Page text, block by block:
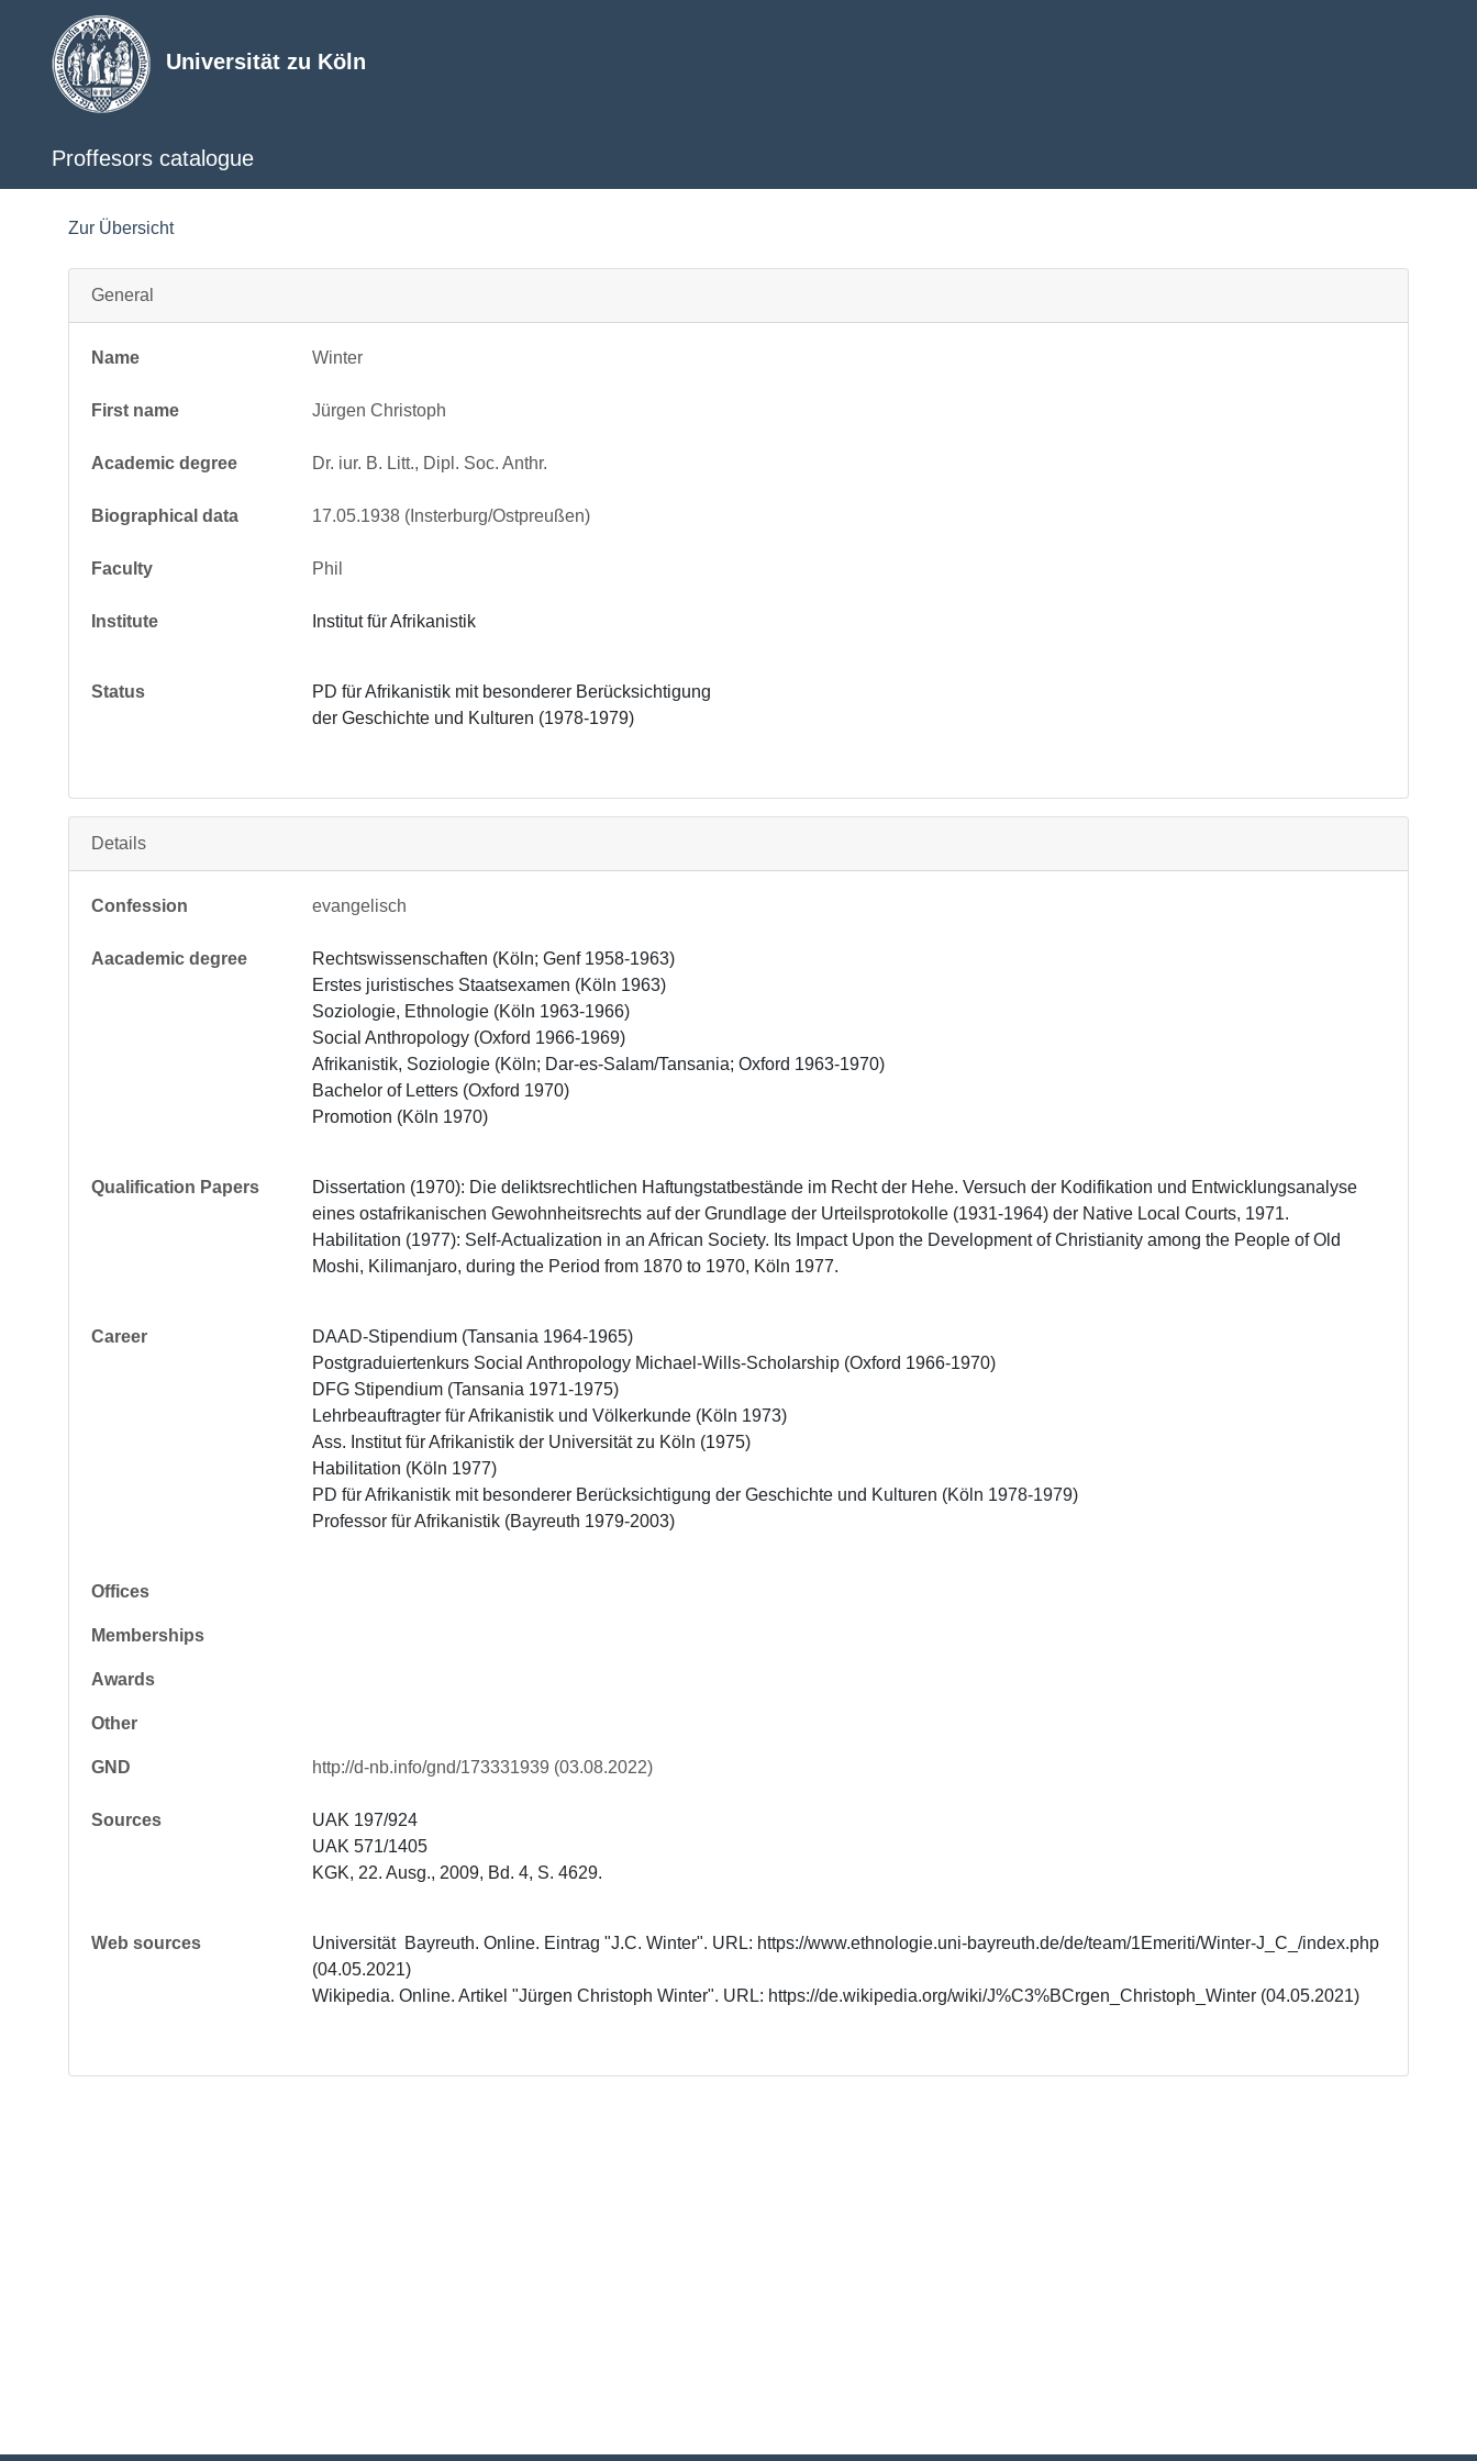
Universität zu Köln
Proffesors catalogue
Zur Übersicht
General
Name Winter
First name Jürgen Christoph
Academic degree Dr. iur. B. Litt., Dipl. Soc. Anthr.
Biographical data 17.05.1938 (Insterburg/Ostpreußen)
Faculty Phil
Institute Institut für Afrikanistik
Status
PD für Afrikanistik mit besonderer Berücksichtigung
der Geschichte und Kulturen (1978-1979)
Details
Confession evangelisch
Aacademic degree
Rechtswissenschaften (Köln; Genf 1958-1963)
Erstes juristisches Staatsexamen (Köln 1963)
Soziologie, Ethnologie (Köln 1963-1966)
Social Anthropology (Oxford 1966-1969)
Afrikanistik, Soziologie (Köln; Dar-es-Salam/Tansania; Oxford 1963-1970)
Bachelor of Letters (Oxford 1970)
Promotion (Köln 1970)
Qualification Papers
Dissertation (1970): Die deliktsrechtlichen Haftungstatbestände im Recht der Hehe. Versuch der Kodifikation und Entwicklungsanalyse
eines ostafrikanischen Gewohnheitsrechts auf der Grundlage der Urteilsprotokolle (1931-1964) der Native Local Courts, 1971.
Habilitation (1977): Self-Actualization in an African Society. Its Impact Upon the Development of Christianity among the People of Old
Moshi, Kilimanjaro, during the Period from 1870 to 1970, Köln 1977.
Career
DAAD-Stipendium (Tansania 1964-1965)
Postgraduiertenkurs Social Anthropology Michael-Wills-Scholarship (Oxford 1966-1970)
DFG Stipendium (Tansania 1971-1975)
Lehrbeauftragter für Afrikanistik und Völkerkunde (Köln 1973)
Ass. Institut für Afrikanistik der Universität zu Köln (1975)
Habilitation (Köln 1977)
PD für Afrikanistik mit besonderer Berücksichtigung der Geschichte und Kulturen (Köln 1978-1979)
Professor für Afrikanistik (Bayreuth 1979-2003)
Offices
Memberships
Awards
Other
GND http://d-nb.info/gnd/173331939 (03.08.2022)
Sources
UAK 197/924
UAK 571/1405
KGK, 22. Ausg., 2009, Bd. 4, S. 4629.
Web sources
Universität  Bayreuth. Online. Eintrag "J.C. Winter". URL: https://www.ethnologie.uni-bayreuth.de/de/team/1Emeriti/Winter-J_C_/index.php
(04.05.2021)
Wikipedia. Online. Artikel "Jürgen Christoph Winter". URL: https://de.wikipedia.org/wiki/J%C3%BCrgen_Christoph_Winter (04.05.2021)